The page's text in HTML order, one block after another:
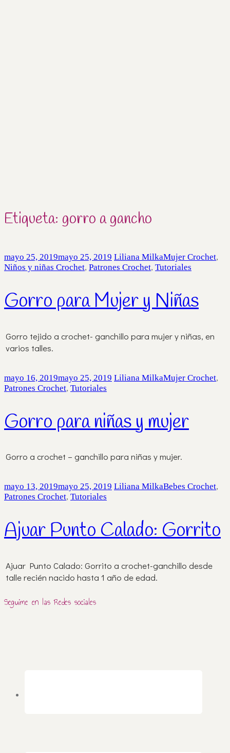
Etiqueta: gorro a gancho
mayo 25, 2019mayo 25, 2019 Liliana MilkaMujer Crochet,
Niños y niñas Crochet, Patrones Crochet, Tutoriales
Gorro para Mujer y Niñas
Gorro tejido a crochet- ganchillo para mujer y niñas, en
varios talles.
mayo 16, 2019mayo 25, 2019 Liliana MilkaMujer Crochet,
Patrones Crochet, Tutoriales
Gorro para niñas y mujer
Gorro a crochet – ganchillo para niñas y mujer.
mayo 13, 2019mayo 25, 2019 Liliana MilkaBebes Crochet,
Patrones Crochet, Tutoriales
Ajuar Punto Calado: Gorrito
Ajuar Punto Calado: Gorrito a crochet-ganchillo desde
talle recién nacido hasta 1 año de edad.
Seguime en las Redes sociales